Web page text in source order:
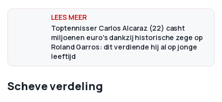
Toptennisser Carlos Alcaraz (22) casht
miljoenen euro's dankzij historische zege op
Roland Garros: dit verdiende hij al op jonge
leeftijd
Scheve verdeling